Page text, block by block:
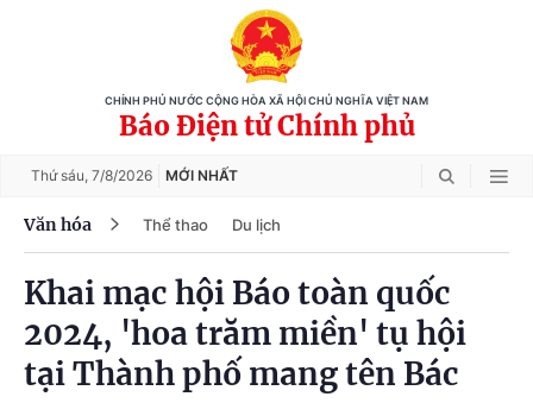
CHÍNH PHỦ NƯỚC CỘNG HÒA XÃ HỘI CHỦ NGHĨA VIỆT NAM
Báo Điện tử Chính phủ
Thứ sáu, 7/8/2026 MỚI NHẤT
Văn hóa Thể thao Du lịch
Khai mạc hội Báo toàn quốc
2024, 'hoa trăm miền' tụ hội
tại Thành phố mang tên Bác